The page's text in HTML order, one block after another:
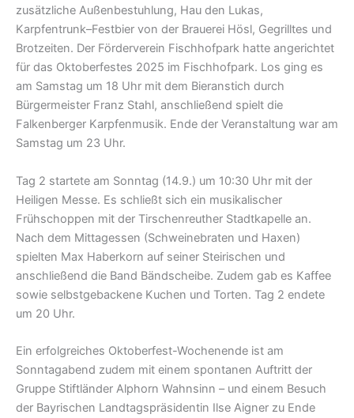
zusätzliche Außenbestuhlung, Hau den Lukas,
Karpfentrunk–Festbier von der Brauerei Hösl, Gegrilltes und
Brotzeiten. Der Förderverein Fischhofpark hatte angerichtet
für das Oktoberfestes 2025 im Fischhofpark. Los ging es
am Samstag um 18 Uhr mit dem Bieranstich durch
Bürgermeister Franz Stahl, anschließend spielt die
Falkenberger Karpfenmusik. Ende der Veranstaltung war am
Samstag um 23 Uhr.
Tag 2 startete am Sonntag (14.9.) um 10:30 Uhr mit der
Heiligen Messe. Es schließt sich ein musikalischer
Frühschoppen mit der Tirschenreuther Stadtkapelle an.
Nach dem Mittagessen (Schweinebraten und Haxen)
spielten Max Haberkorn auf seiner Steirischen und
anschließend die Band Bändscheibe. Zudem gab es Kaffee
sowie selbstgebackene Kuchen und Torten. Tag 2 endete
um 20 Uhr.
Ein erfolgreiches Oktoberfest-Wochenende ist am
Sonntagabend zudem mit einem spontanen Auftritt der
Gruppe Stiftländer Alphorn Wahnsinn – und einem Besuch
der Bayrischen Landtagspräsidentin Ilse Aigner zu Ende